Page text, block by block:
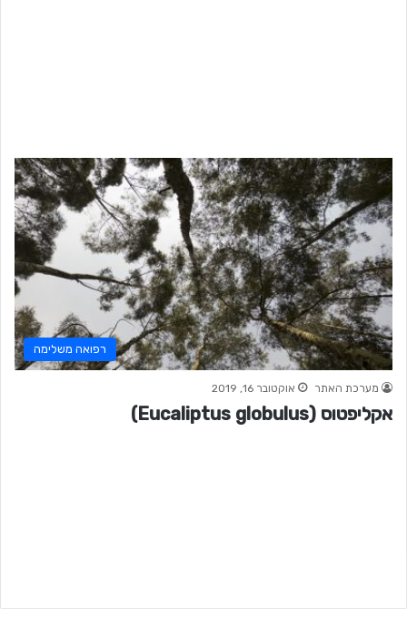
רפואה משלימה
מערכת האתר אוקטובר 16, 2019
אקליפטוס (Eucaliptus globulus)